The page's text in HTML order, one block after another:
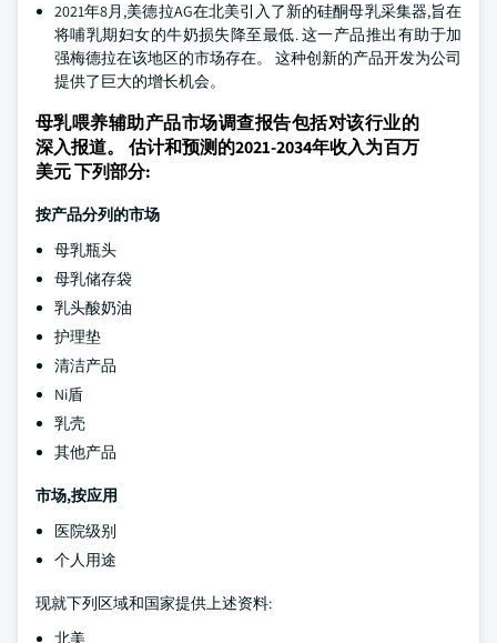
2021年8月,美德拉AG在北美引入了新的硅酮母乳采集器,旨在
将哺乳期妇女的牛奶损失降至最低. 这一产品推出有助于加
强梅德拉在该地区的市场存在。 这种创新的产品开发为公司
提供了巨大的增长机会。
母乳喂养辅助产品市场调查报告包括对该行业的
深入报道。 估计和预测的2021-2034年收入为百万
美元 下列部分:
按产品分列的市场
母乳瓶头
母乳储存袋
乳头酸奶油
护理垫
清洁产品
Ni盾
乳壳
其他产品
市场,按应用
医院级别
个人用途
现就下列区域和国家提供上述资料:
北美